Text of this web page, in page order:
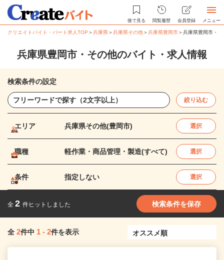
後で見る 閲覧履歴 会員登録 メニュー
クリエイトバイト・パート求人TOP ＞兵庫県＞兵庫県その他＞兵庫県豊岡市＞兵庫県豊岡市・
兵庫県豊岡市・その他のバイト・求人情報
検索条件の設定
絞り込む
エリア 兵庫県その他(豊岡市) 選択
職種 軽作業・商品管理・製造(すべて) 選択
条件 指定しない 選択
全 2 件ヒットしました 検索条件を保存
全 2件中 1 - 2件を表示